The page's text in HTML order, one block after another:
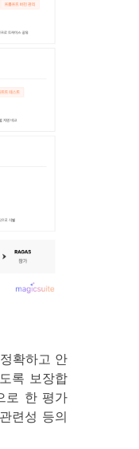
확하고 안
록 보장합
로 한 평가
련성 등의